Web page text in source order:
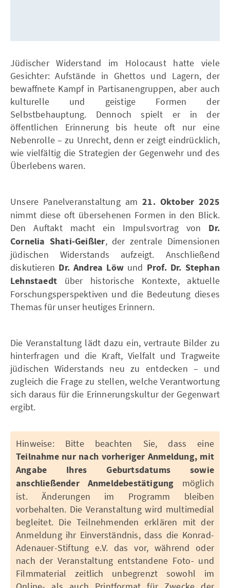
Jüdischer Widerstand im Holocaust hatte viele
Gesichter: Aufstände in Ghettos und Lagern, der
bewaffnete Kampf in Partisanengruppen, aber auch
kulturelle und geistige Formen der
Selbstbehauptung. Dennoch spielt er in der
öffentlichen Erinnerung bis heute oft nur eine
Nebenrolle – zu Unrecht, denn er zeigt eindrücklich,
wie vielfältig die Strategien der Gegenwehr und des
Überlebens waren.
Unsere Panelveranstaltung am21. Oktober 2025
nimmt diese oft übersehenen Formen in den Blick.
Den Auftakt macht ein Impulsvortrag von Dr.
Cornelia Shati-Geißler, der zentrale Dimensionen
jüdischen Widerstands aufzeigt. Anschließend
diskutieren Dr. Andrea Löwund Prof. Dr. Stephan
Lehnstaedt über historische Kontexte, aktuelle
Forschungsperspektiven und die Bedeutung dieses
Themas für unser heutiges Erinnern.
Die Veranstaltung lädt dazu ein, vertraute Bilder zu
hinterfragen und die Kraft, Vielfalt und Tragweite
jüdischen Widerstands neu zu entdecken – und
zugleich die Frage zu stellen, welche Verantwortung
sich daraus für die Erinnerungskultur der Gegenwart
ergibt.
Hinweise: Bitte beachten Sie, dass eine
Teilnahme nur nach vorheriger Anmeldung, mit
Angabe Ihres Geburtsdatums sowie
anschließender Anmeldebestätigung möglich
ist. Änderungen im Programm bleiben
vorbehalten. Die Veranstaltung wird multimedial
begleitet. Die Teilnehmenden erklären mit der
Anmeldung ihr Einverständnis, dass die Konrad-
Adenauer-Stiftung e.V. das vor, während oder
nach der Veranstaltung entstandene Foto- und
Filmmaterial zeitlich unbegrenzt sowohl im